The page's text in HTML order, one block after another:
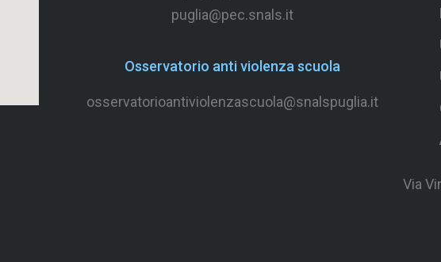
puglia@pec.snals.it
Osservatorio anti violenza scuola
osservatorioantiviolenzascuola@snalspuglia.it
Via